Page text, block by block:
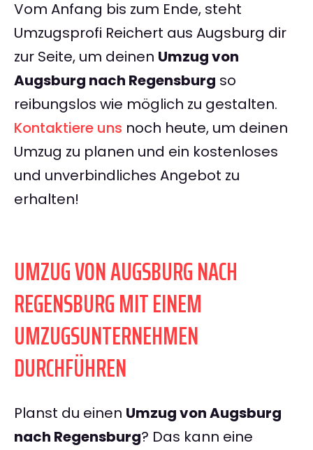
Vom Anfang bis zum Ende, steht
Umzugsprofi Reichert aus Augsburg dir
zur Seite, um deinen Umzug von
Augsburg nach Regensburg so
reibungslos wie möglich zu gestalten.
Kontaktiere uns noch heute, um deinen
Umzug zu planen und ein kostenloses
und unverbindliches Angebot zu
erhalten!
UMZUG VON AUGSBURG NACH
REGENSBURG MIT EINEM
UMZUGSUNTERNEHMEN
DURCHFÜHREN
Planst du einen Umzug von Augsburg
nach Regensburg? Das kann eine